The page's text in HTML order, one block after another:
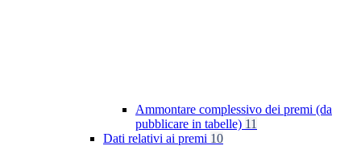
Ammontare complessivo dei premi (da
pubblicare in tabelle) 11
Dati relativi ai premi 10